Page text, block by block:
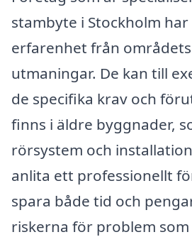
stambyte i Stockholm
erfarenhet från
utmaningar. De kan till
de specifika krav och
finns i äldre byggnader,
rörsystem och
anlita ett professionellt
spara både tid och
riskerna för problem